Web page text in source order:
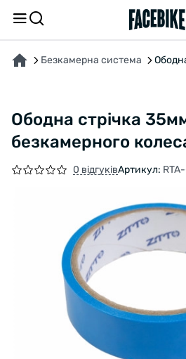
Безкамерна система
Ободна стрічка
безкамерного
0 відгуківАртикул:
ПРО ТОВАР ХАРАКТЕРИСТИКИВІДГУКИ